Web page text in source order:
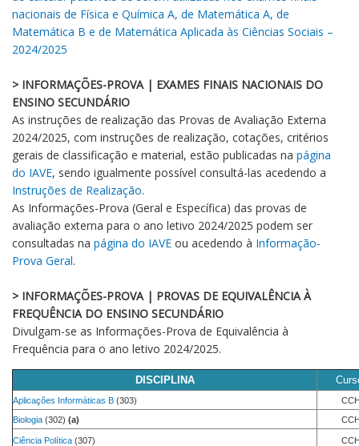
nacionais de Física e Química A, de Matemática A, de
Matemática B e de Matemática Aplicada às Ciências Sociais –
2024/2025
> INFORMAÇÕES-PROVA | EXAMES FINAIS NACIONAIS DO
ENSINO SECUNDÁRIO
As instruções de realização das Provas de Avaliação Externa
2024/2025, com instruções de realização, cotações, critérios
gerais de classificação e material, estão publicadas na página
do IAVE, sendo igualmente possível consultá-las acedendo a
Instruções de Realização.
As Informações-Prova (Geral e Específica) das provas de
avaliação externa para o ano letivo 2024/2025 podem ser
consultadas na página do IAVE ou acedendo à Informação-
Prova Geral.
> INFORMAÇÕES-PROVA | PROVAS DE EQUIVALÊNCIA À
FREQUÊNCIA DO ENSINO SECUNDÁRIO
Divulgam-se as Informações-Prova de Equivalência à
Frequência para o ano letivo 2024/2025.
DISCIPLINA
Aplicações Informáticas B (303)
Biologia (302) (a)
Ciência Política (307)